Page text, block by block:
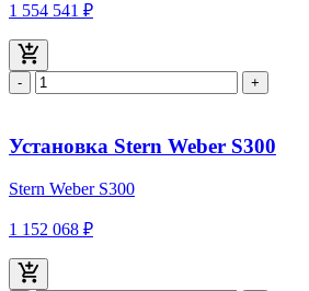
1 554 541 ₽
- +
Установка Stern Weber S300
Stern Weber S300
1 152 068 ₽